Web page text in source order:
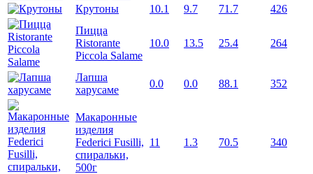
Крутоны 10.1 9.7 71.7
426
Пицца
Ristorante
Piccola Salame
10.0 13.5 25.4 264
Лапша
харусаме
0.0 0.0 88.1 352
Макаронные
изделия
Federici Fusilli,
спиральки,
500г
11 1.3 70.5 340